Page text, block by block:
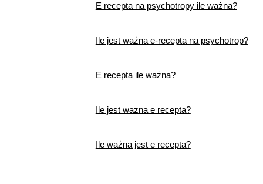
E recepta na psychotropy ile ważna?
Ile jest ważna e-recepta na psychotrop?
E recepta ile ważna?
Ile jest wazna e recepta?
Ile ważna jest e recepta?